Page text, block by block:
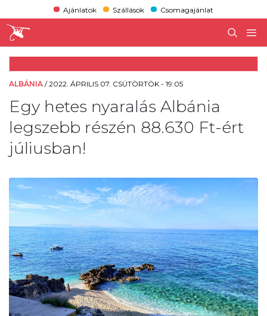
Ajánlatok Szállások Csomagajánlat
ALBÁNIA /2022. ÁPRILIS 07. CSÜTÖRTÖK - 19:05
Egy hetes nyaralás Albánia
legszebb részén 88.630 Ft-ért
júliusban!